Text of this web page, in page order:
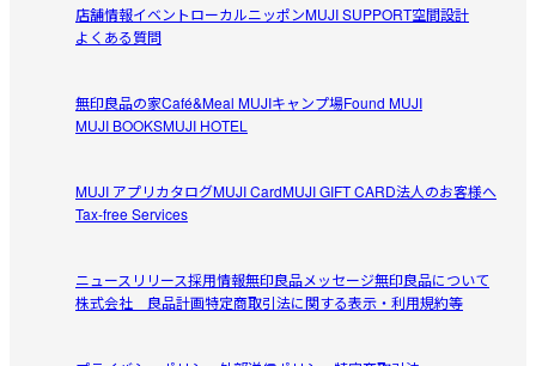
店舗情報イベントローカルニッポンMUJI SUPPORT空間設計
よくある質問
無印良品の家Café&Meal MUJIキャンプ場Found MUJI
MUJI BOOKSMUJI HOTEL
MUJI アプリカタログMUJI CardMUJI GIFT CARD法人のお客様へ
Tax-free Services
ニュースリリース採用情報無印良品メッセージ無印良品について
株式会社 良品計画特定商取引法に関する表示・利用規約等